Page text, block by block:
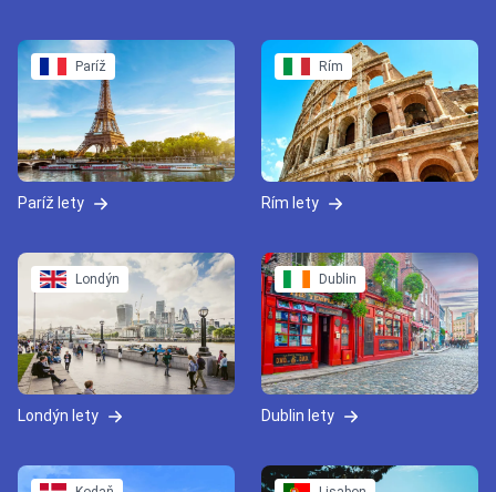
Paríž
Paríž lety
Rím
Rím lety
Londýn
Londýn lety
Dublin
Dublin lety